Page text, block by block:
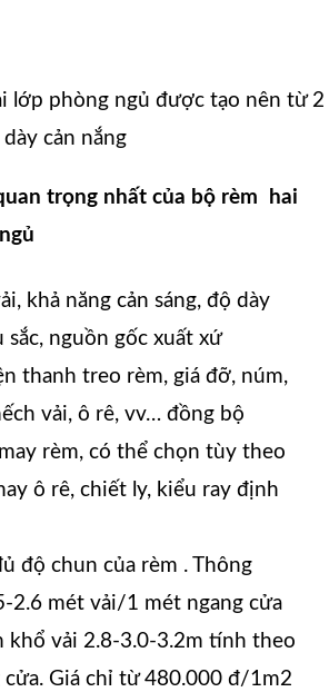
lớp phòng ngủ được tạo nên từ
cản nắng
trọng nhất của bộ rèm hai
khả năng cản sáng, độ dày
sắc, nguồn gốc xuất xứ
thanh treo rèm, giá đỡ, núm,
vải, ô rê, vv… đồng bộ
rèm, có thể chọn tùy theo
ô rê, chiết ly, kiểu ray định
độ chun của rèm . Thông
2.6 mét vải/1 mét ngang cửa
khổ vải 2.8-3.0-3.2m tính theo
cửa. Giá chỉ từ 480.000 đ/1m2